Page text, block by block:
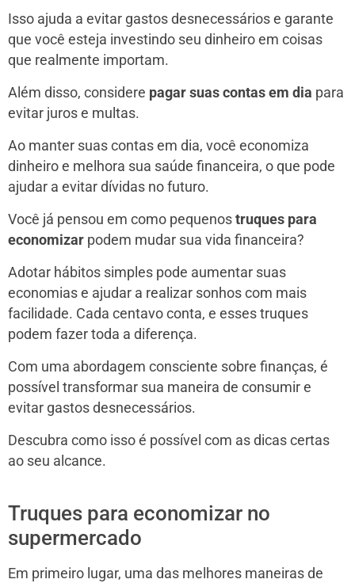
Isso ajuda a evitar gastos desnecessários e garante
que você esteja investindo seu dinheiro em coisas
que realmente importam.
Além disso, considere pagar suas contas em dia para
evitar juros e multas.
Ao manter suas contas em dia, você economiza
dinheiro e melhora sua saúde financeira, o que pode
ajudar a evitar dívidas no futuro.
Você já pensou em como pequenos truques para
economizar podem mudar sua vida financeira?
Adotar hábitos simples pode aumentar suas
economias e ajudar a realizar sonhos com mais
facilidade. Cada centavo conta, e esses truques
podem fazer toda a diferença.
Com uma abordagem consciente sobre finanças, é
possível transformar sua maneira de consumir e
evitar gastos desnecessários.
Descubra como isso é possível com as dicas certas
ao seu alcance.
Truques para economizar no
supermercado
Em primeiro lugar, uma das melhores maneiras de